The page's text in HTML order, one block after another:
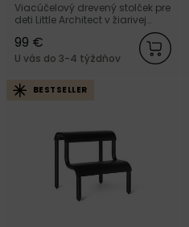
Viacúčelový drevený stolček pre
deti Little Architect v žiarivej
značky Ferm Living.
99 €
U vás do 3-4 týždňov
BESTSELLER